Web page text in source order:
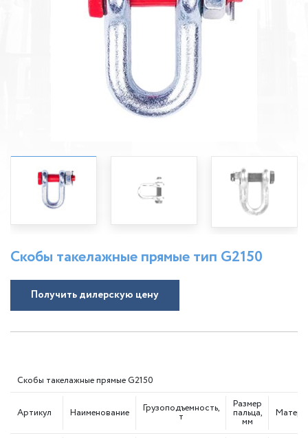
Скобы такелажные прямые тип G2150
Получить дилерскую цену
Скобы такелажные прямые G2150
Артикул Наименование Грузоподъемность,
т
Размер
пальца,
мм